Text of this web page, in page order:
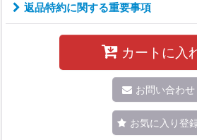
返品特約に関する重要事項
カートに入
お問い合わせ
お気に入り登